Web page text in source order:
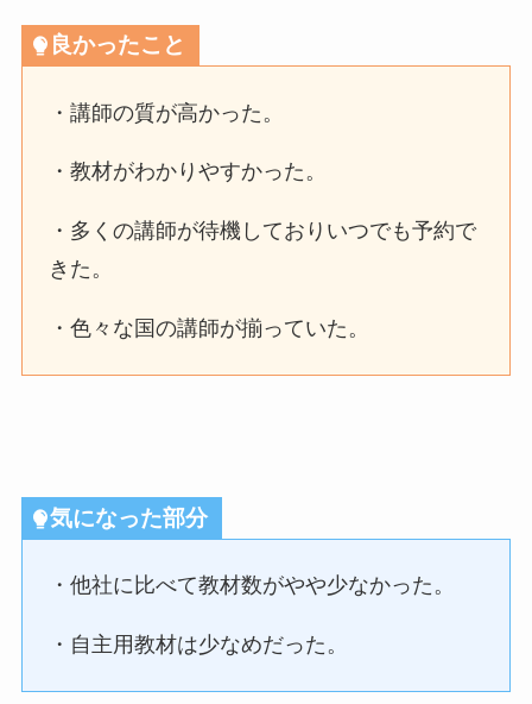
良かったこと
・講師の質が高かった。
・教材がわかりやすかった。
・多くの講師が待機しておりいつでも予約で
きた。
・色々な国の講師が揃っていた。
気になった部分
・他社に比べて教材数がやや少なかった。
・自主用教材は少なめだった。